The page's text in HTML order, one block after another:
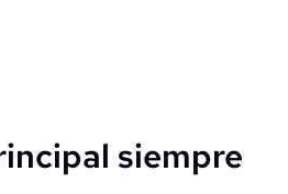
siempre